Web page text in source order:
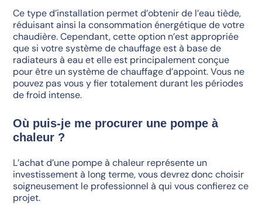
Ce type d’installation permet d’obtenir de l’eau tiède,
réduisant ainsi la consommation énergétique de votre
chaudière. Cependant, cette option n’est appropriée
que si votre système de chauffage est à base de
radiateurs à eau et elle est principalement conçue
pour être un système de chauffage d’appoint. Vous ne
pouvez pas vous y fier totalement durant les périodes
de froid intense.
Où puis-je me procurer une pompe à
chaleur ?
L’achat d’une pompe à chaleur représente un
investissement à long terme, vous devrez donc choisir
soigneusement le professionnel à qui vous confierez ce
projet.